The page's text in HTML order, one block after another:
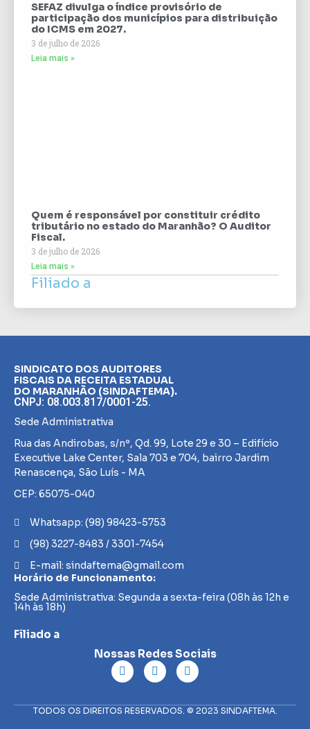
SEFAZ divulga o índice provisório de
participação dos municípios para distribuição
do ICMS em 2027.
3 de julho de 2026
Leia mais »
Quem é responsável por constituir crédito
tributário no estado do Maranhão? O Auditor
Fiscal.
3 de julho de 2026
Leia mais »
Filiado a
SINDICATO DOS AUDITORES
FISCAIS DA RECEITA ESTADUAL
DO MARANHÃO (SINDAFTEMA).
CNPJ: 08.003.817/0001-25.
Sede Administrativa
Rua das Andirobas, s/nº, Qd. 99, Lote 29 e 30 – Edifício
Executive Lake Center, Sala 703 e 704, bairro Jardim
Renascença, São Luís - MA
CEP: 65075-040
Whatsapp: (98) 98423-5753
(98) 3227-8483 / 3301-7454
E-mail: sindaftema@gmail.com
Horário de Funcionamento:
Sede Administrativa: Segunda a sexta-feira (08h às 12h e
14h às 18h)
Filiado a
Nossas Redes Sociais
TODOS OS DIREITOS RESERVADOS. © 2023 SINDAFTEMA.